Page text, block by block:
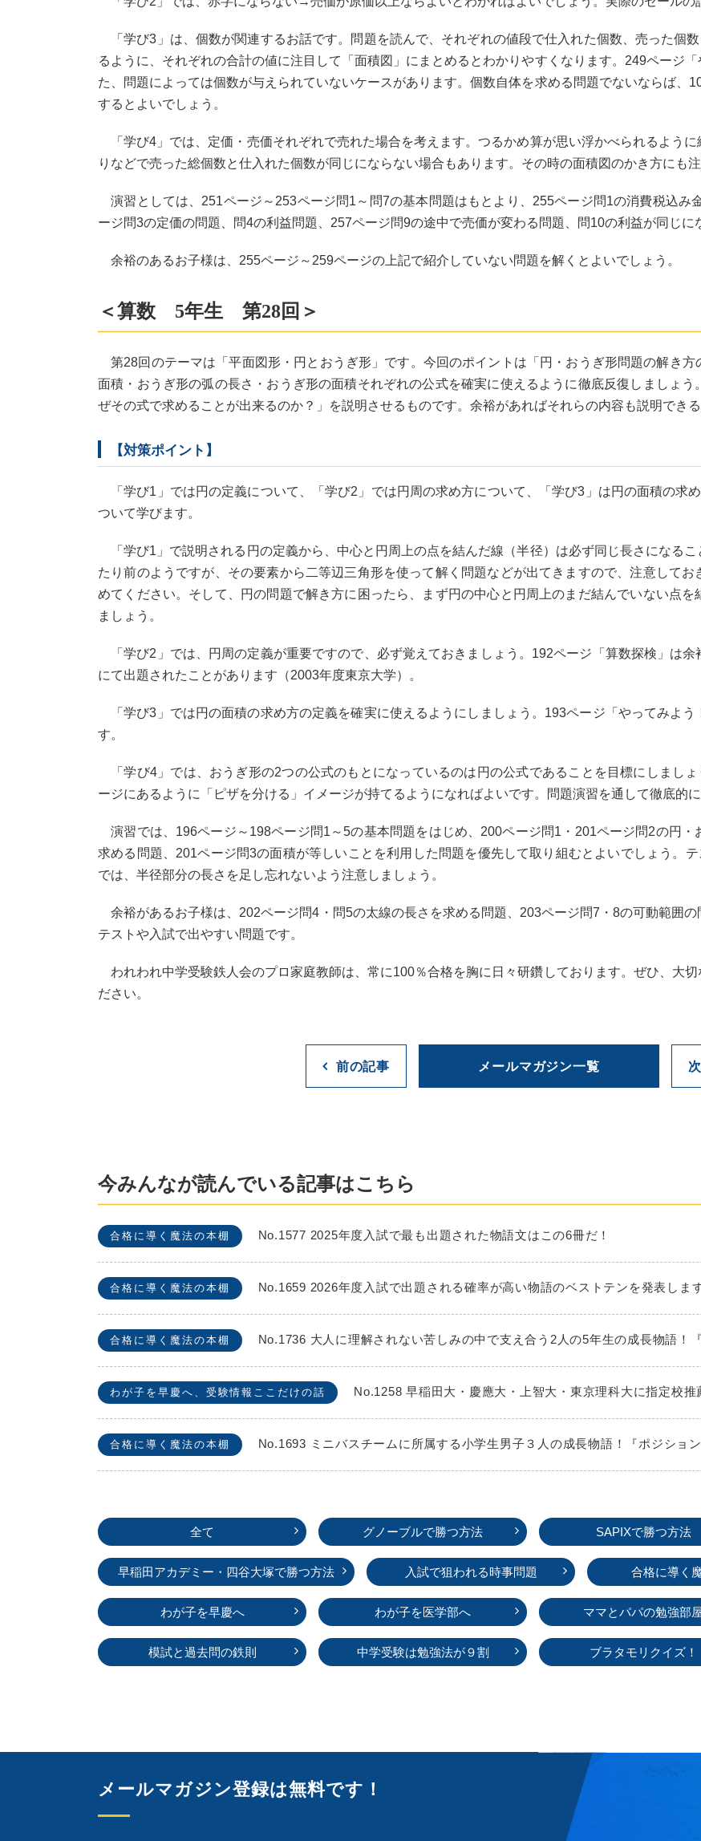
「学び3」は、個数が関連するお話です。問題を読んで、それぞれの値段で仕入れた個数、売った個
るように、それぞれの合計の値に注目して「面積図」にまとめるとわかりやすくなります。249ページ
た、問題によっては個数が与えられていないケースがあります。個数自体を求める問題でないならば、
するとよいでしょう。
「学び4」では、定価・売価それぞれで売れた場合を考えます。つるかめ算が思い浮かべられるよう
りなどで売った総個数と仕入れた個数が同じにならない場合もあります。その時の面積図のかき方にも注
演習としては、251ページ～253ページ問1～問7の基本問題はもとより、255ページ問1の消費税込み
ージ問3の定価の問題、問4の利益問題、257ページ問9の途中で売価が変わる問題、問10の利益が同じに
余裕のあるお子様は、255ページ～259ページの上記で紹介していない問題を解くとよいでしょう。
＜算数 5年生 第28回＞
第28回のテーマは「平面図形・円とおうぎ形」です。今回のポイントは「円・おうぎ形問題の解き
面積・おうぎ形の弧の長さ・おうぎ形の面積それぞれの公式を確実に使えるように徹底反復しましょ
ぜその式で求めることが出来るのか？」を説明させるものです。余裕があればそれらの内容も説明でき
【対策ポイント】
「学び1」では円の定義について、「学び2」では円周の求め方について、「学び3」は円の面積の求
ついて学びます。
「学び1」で説明される円の定義から、中心と円周上の点を結んだ線（半径）は必ず同じ長さになる
たり前のようですが、その要素から二等辺三角形を使って解く問題などが出てきますので、注意して
めてください。そして、円の問題で解き方に困ったら、まず円の中心と円周上のまだ結んでいない点
ましょう。
「学び2」では、円周の定義が重要ですので、必ず覚えておきましょう。192ページ「算数探検」は
にて出題されたことがあります（2003年度東京大学）。
「学び3」では円の面積の求め方の定義を確実に使えるようにしましょう。193ページ「やってみよ
す。
「学び4」では、おうぎ形の2つの公式のもとになっているのは円の公式であることを目標にしまし
ージにあるように「ピザを分ける」イメージが持てるようになればよいです。問題演習を通して徹底的に
演習では、196ページ～198ページ問1～5の基本問題をはじめ、200ページ問1・201ページ問2の円・
求める問題、201ページ問3の面積が等しいことを利用した問題を優先して取り組むとよいでしょう。
では、半径部分の長さを足し忘れないよう注意しましょう。
余裕があるお子様は、202ページ問4・問5の太線の長さを求める問題、203ページ問7・8の可動範囲
テストや入試で出やすい問題です。
われわれ中学受験鉄人会のプロ家庭教師は、常に100％合格を胸に日々研鑽しております。ぜひ、大
ださい。
前の記事 メールマガジン一覧
今みんなが読んでいる記事はこちら
合格に導く魔法の本棚 No.1577 2025年度入試で最も出題された物語文はこの6冊だ！
合格に導く魔法の本棚 No.1659 2026年度入試で出題される確率が高い物語のベストテンを発表しま
合格に導く魔法の本棚 No.1736 大人に理解されない苦しみの中で支え合う2人の5年生の成長物語！
わが子を早慶へ、受験情報ここだけの話 No.1258 早稲田大・慶應大・上智大・東京理科大に指定校推
合格に導く魔法の本棚 No.1693 ミニバスチームに所属する小学生男子３人の成長物語！『ポジショ
全て グノーブルで勝つ方法 SAPIXで勝つ方法
早稲田アカデミー・ 四谷大塚で勝つ方法 入試で狙われる時事問題 合格に導く
わが子を早慶へ わが子を医学部へ ママとパパの勉強部
模試と過去問の鉄則 中学受験は勉強法が９割 ブラタモリクイズ！
メールマガジン登録は無料です！